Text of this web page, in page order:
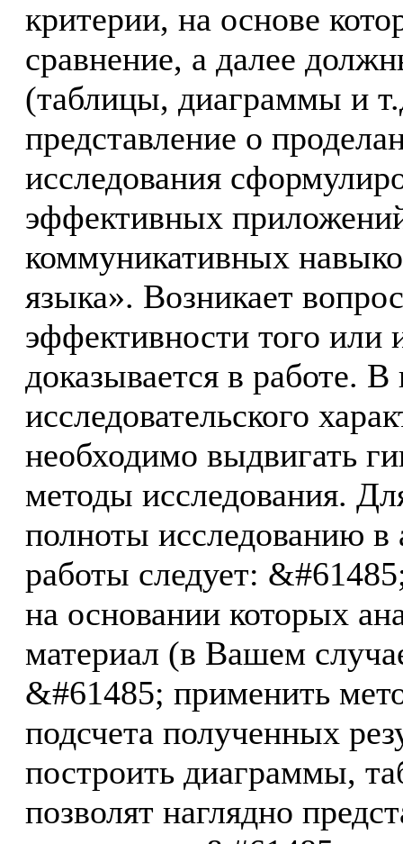
критерии, на основе
сравнение, а далее
(таблицы, диаграммы и
представление о
исследования
эффективных
коммуникативных
языка». Возникает
эффективности того или
доказывается в работе. В
исследовательского
необходимо выдвигать
методы исследования.
полноты исследованию в
работы следует:
на основании которых
материал (в Вашем
&#61485; применить
подсчета полученных
построить диаграммы,
позволят наглядно